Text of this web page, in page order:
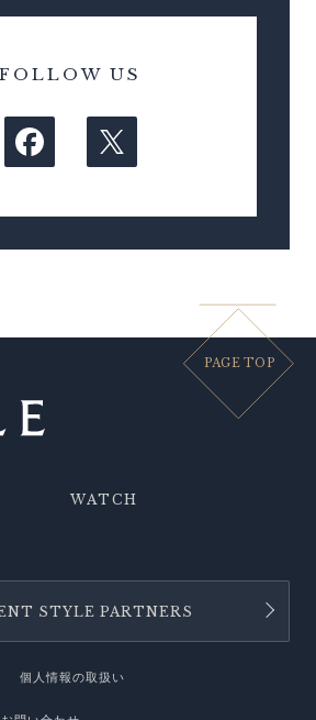
FOLLOW US
PAGE TOP
WATCH
STYLE PARTNERS
個人情報の取扱い